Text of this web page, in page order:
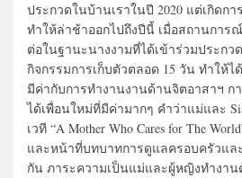
ประกวดในบ้านเราในปี 2020 แต่เกิดก
ทำให้ล่าช้าออกไปถึงปีนี้ เมื่อสถานการ
ต่อในฐานะนางงามที่ได้เข้าร่วมประก
กิจกรรมการเก็บตัวตลอด 15 วัน ทำให้
มีค่ากับการทำงานงานด้านจิตอาสาฯ ก
ได้เพื่อนใหม่ที่มีค่ามากๆ คำว่าแม่และ
เวที “A Mother Who Cares for The
และหน้าที่บทบาทการดูแลครอบครัวแล
กัน ภาระความเป็นแม่และผู้หญิงทำงา